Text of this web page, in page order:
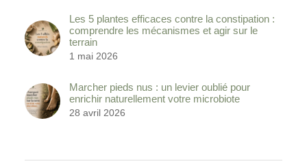
Les 5 plantes efficaces contre la constipation :
comprendre les mécanismes et agir sur le
terrain
1 mai 2026
Marcher pieds nus : un levier oublié pour
enrichir naturellement votre microbiote
28 avril 2026